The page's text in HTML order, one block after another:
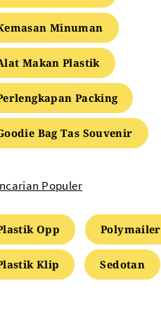
Minuman
Makan Plastik
Packing
Bag Tas Souvenir
Populer
Opp Polymailer
Klip Sedotan